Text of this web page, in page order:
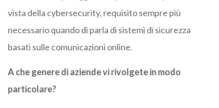
vista della cybersecurity, requisito sempre più
necessario quando di parla di sistemi di sicurezza
basati sulle comunicazioni online.
A che genere di aziende vi rivolgete in modo
particolare?